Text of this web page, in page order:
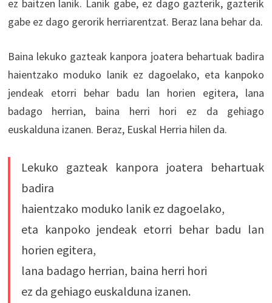
ez baitzen lanik. Lanik gabe, ez dago gazterik, gazterik
gabe ez dago gerorik herriarentzat. Beraz lana behar da.
Baina lekuko gazteak kanpora joatera behartuak badira
haientzako moduko lanik ez dagoelako, eta kanpoko
jendeak etorri behar badu lan horien egitera, lana
badago herrian, baina herri hori ez da gehiago
euskalduna izanen. Beraz, Euskal Herria hilen da.
Lekuko gazteak kanpora joatera behartuak
badira
haientzako moduko lanik ez dagoelako,
eta kanpoko jendeak etorri behar badu lan
horien egitera,
lana badago herrian, baina herri hori
ez da gehiago euskalduna izanen.